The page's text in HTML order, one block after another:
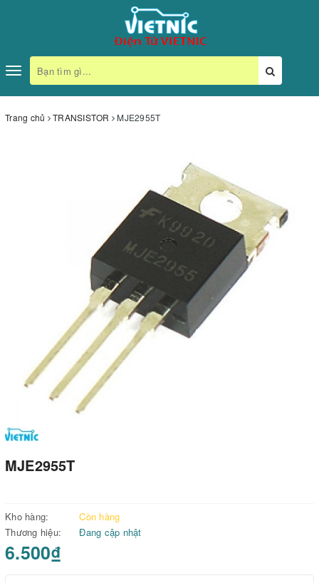
Toggle
navigation
Trang chủ TRANSISTOR MJE2955T
MJE2955T
Kho hàng:
Còn hàng
Thương hiệu:
Đang cập nhật
6.500₫